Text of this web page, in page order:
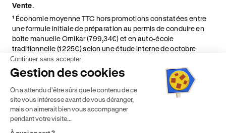
Vente.
¹ Économie moyenne TTC hors promotions constatées entre
une formule initiale de préparation au permis de conduire en
boîte manuelle Ornikar (799,34€) et en auto-école
traditionnelle (1 225€) selon une étude interne de octobre
2024. Étude menée sur le marché des auto-écoles situées en
France métropolitaine & en outre-mer.
² Le prix de référence auquel est appliqué cette réduction
dépend de la zone géographique dans laquelle vous souhaitez
effectuer vos heures de conduite conformément à l'Article 6
de nos Conditions Générales de Vente
⁵ Montant du financement CPF variable selon les droits acquis
Continuer sans accepter
Gestion des cookies
On a attendu d'être sûrs que le contenu de ce
site vous intéresse avant de vous déranger,
mais on aimerait bien vous accompagner
pendant votre visite...